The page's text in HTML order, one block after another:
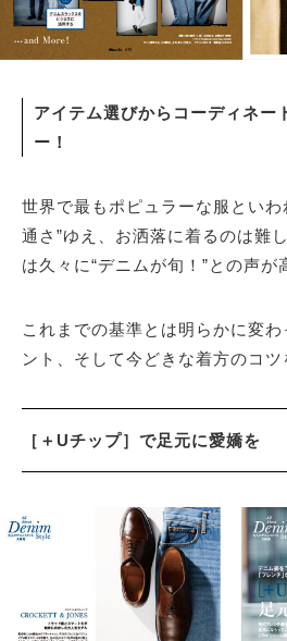
アイテム選びからコーディネー
ー！
世界で最もポピュラーな服とい
通さ”ゆえ、お洒落に着るのは難
は久々に“デニムが旬！”との声が
これまでの基準とは明らかに変
ント、そして今どきな着方のコツ
［＋Uチップ］で足元に愛嬌を